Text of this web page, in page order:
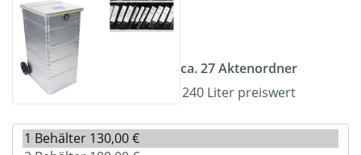
ca. 27 Aktenordner
240 Liter preiswert